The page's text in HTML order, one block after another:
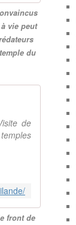
vie peut
du
de
front de